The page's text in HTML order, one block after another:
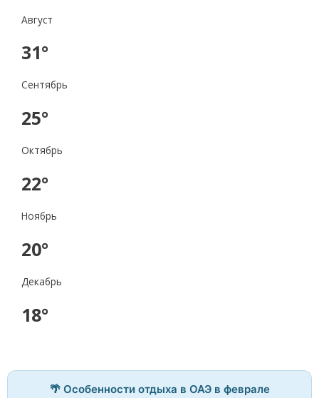
Август
31°
Сентябрь
25°
Октябрь
22°
Ноябрь
20°
Декабрь
18°
🌴 Особенности отдыха в ОАЭ в феврале